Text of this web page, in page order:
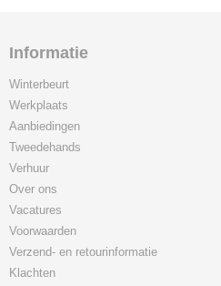
Informatie
Winterbeurt
Werkplaats
Aanbiedingen
Tweedehands
Verhuur
Over ons
Vacatures
Voorwaarden
Verzend- en retourinformatie
Klachten